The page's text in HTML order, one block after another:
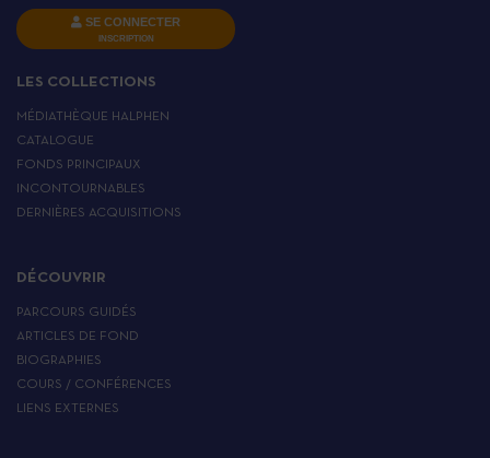
SE CONNECTER
INSCRIPTION
LES COLLECTIONS
MÉDIATHÈQUE HALPHEN
CATALOGUE
FONDS PRINCIPAUX
INCONTOURNABLES
DERNIÈRES ACQUISITIONS
DÉCOUVRIR
PARCOURS GUIDÉS
ARTICLES DE FOND
BIOGRAPHIES
COURS / CONFÉRENCES
LIENS EXTERNES